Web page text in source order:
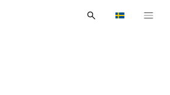
Languages
Sök